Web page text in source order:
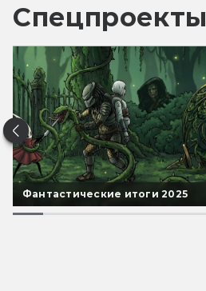
Спецпроекты
Фантастические итоги 2025